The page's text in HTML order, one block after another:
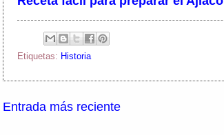
Etiquetas: Historia
Entrada más reciente